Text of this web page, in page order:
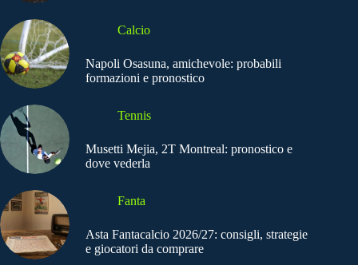
Calcio
Napoli Osasuna, amichevole: probabili
formazioni e pronostico
Tennis
Musetti Mejia, 2T Montreal: pronostico e
dove vederla
Fanta
Asta Fantacalcio 2026/27: consigli, strategie
e giocatori da comprare